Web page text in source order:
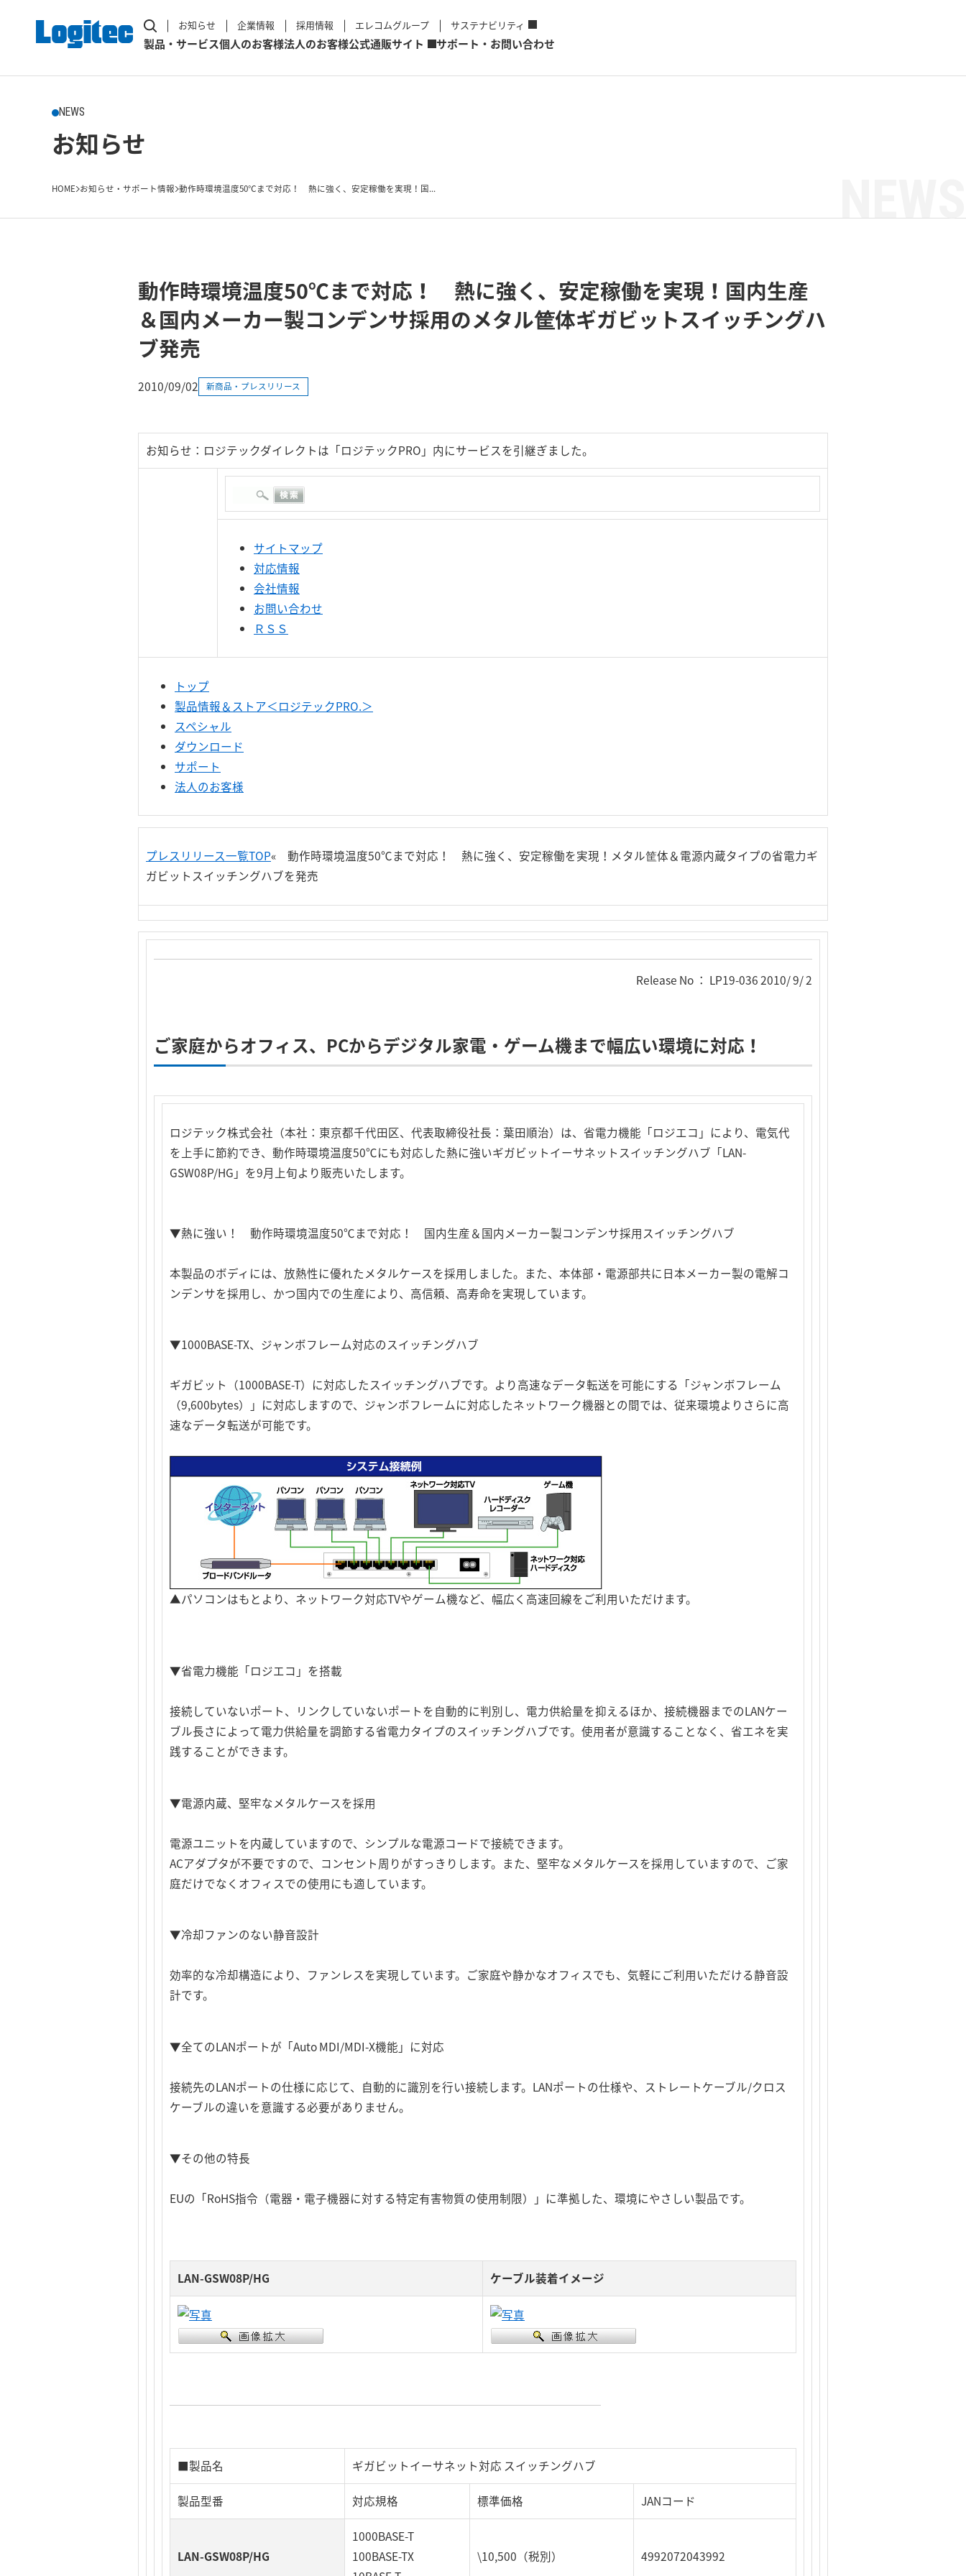
お知らせ 企業情報 採用情報 エレコムグループ サステナビリティ
製品・サービス個人のお客様法人のお客様公式通販サイト サポート・お問い合わせ
NEWS
お知らせ
HOME お知らせ・サポート情報 動作時環境温度50℃まで対応！ 熱に強く、安定稼働を実現！国...
動作時環境温度50℃まで対応！ 熱に強く、安定稼働を実現！国内生産
＆国内メーカー製コンデンサ採用のメタル筐体ギガビットスイッチングハ
ブ発売
2010/09/02 新商品・プレスリリース
お知らせ：ロジテックダイレクトは「ロジテックPRO」内にサービスを引継ぎました。
サイトマップ
対応情報
会社情報
お問い合わせ
ＲＳＳ
トップ
製品情報＆ストア＜ロジテックPRO.＞
スペシャル
ダウンロード
サポート
法人のお客様
プレスリリース一覧TOP« 動作時環境温度50℃まで対応！ 熱に強く、安定稼働を実現！メタル筐体＆電源内蔵タイプの省電力ギ
ガビットスイッチングハブを発売
Release No ： LP19-036 2010/ 9/ 2
ご家庭からオフィス、PCからデジタル家電・ゲーム機まで幅広い環境に対応！
ロジテック株式会社（本社：東京都千代田区、代表取締役社長：葉田順治）は、省電力機能「ロジエコ」により、電気代
を上手に節約でき、動作時環境温度50℃にも対応した熱に強いギガビットイーサネットスイッチングハブ「LAN-
GSW08P/HG」を9月上旬より販売いたします。
▼熱に強い！ 動作時環境温度50℃まで対応！ 国内生産＆国内メーカー製コンデンサ採用スイッチングハブ
本製品のボディには、放熱性に優れたメタルケースを採用しました。また、本体部・電源部共に日本メーカー製の電解コ
ンデンサを採用し、かつ国内での生産により、高信頼、高寿命を実現しています。
▼1000BASE-TX、ジャンボフレーム対応のスイッチングハブ
ギガビット（1000BASE-T）に対応したスイッチングハブです。より高速なデータ転送を可能にする「ジャンボフレーム
（9,600bytes）」に対応しますので、ジャンボフレームに対応したネットワーク機器との間では、従来環境よりさらに高
速なデータ転送が可能です。
▲パソコンはもとより、ネットワーク対応TVやゲーム機など、幅広く高速回線をご利用いただけます。
▼省電力機能「ロジエコ」を搭載
接続していないポート、リンクしていないポートを自動的に判別し、電力供給量を抑えるほか、接続機器までのLANケー
ブル長さによって電力供給量を調節する省電力タイプのスイッチングハブです。使用者が意識することなく、省エネを実
践することができます。
▼電源内蔵、堅牢なメタルケースを採用
電源ユニットを内蔵していますので、シンプルな電源コードで接続できます。
ACアダプタが不要ですので、コンセント周りがすっきりします。また、堅牢なメタルケースを採用していますので、ご家
庭だけでなくオフィスでの使用にも適しています。
▼冷却ファンのない静音設計
効率的な冷却構造により、ファンレスを実現しています。ご家庭や静かなオフィスでも、気軽にご利用いただける静音設
計です。
▼全てのLANポートが「Auto MDI/MDI-X機能」に対応
接続先のLANポートの仕様に応じて、自動的に識別を行い接続します。LANポートの仕様や、ストレートケーブル/クロス
ケーブルの違いを意識する必要がありません。
▼その他の特長
EUの「RoHS指令（電器・電子機器に対する特定有害物質の使用制限）」に準拠した、環境にやさしい製品です。
LAN-GSW08P/HG ケーブル装着イメージ
■製品名 ギガビットイーサネット対応 スイッチングハブ
製品型番 対応規格 標準価格 JANコード
LAN-GSW08P/HG
1000BASE-T
100BASE-TX
\10,500（税別） 4992072043992